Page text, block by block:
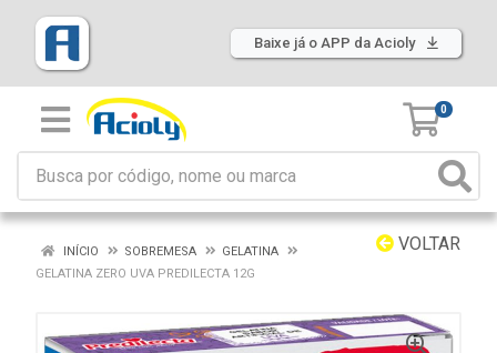
Baixe já o APP da Acioly
0
VOLTAR
INÍCIO SOBREMESA
GELATINA
GELATINA ZERO UVA PREDILECTA 12G